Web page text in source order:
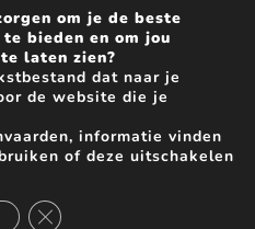
voorbehouden
om je de beste
bieden en om jou
laten zien?
dat naar je
de website die je
informatie vinden
of deze uitschakelen
Sluit AVG/GDPR cookie